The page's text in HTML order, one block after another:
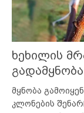
ხეხილის
მყნობა
კლონების